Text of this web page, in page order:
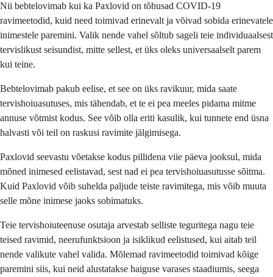
Nii bebtelovimab kui ka Paxlovid on tõhusad COVID-19
ravimeetodid, kuid need toimivad erinevalt ja võivad sobida erinevatele
inimestele paremini. Valik nende vahel sõltub sageli teie individuaalsest
tervislikust seisundist, mitte sellest, et üks oleks universaalselt parem
kui teine.
Bebtelovimab pakub eelise, et see on üks ravikuur, mida saate
tervishoiuasutuses, mis tähendab, et te ei pea meeles pidama mitme
annuse võtmist kodus. See võib olla eriti kasulik, kui tunnete end üsna
halvasti või teil on raskusi ravimite jälgimisega.
Paxlovid seevastu võetakse kodus pillidena viie päeva jooksul, mida
mõned inimesed eelistavad, sest nad ei pea tervishoiuasutusse sõitma.
Kuid Paxlovid võib suhelda paljude teiste ravimitega, mis võib muuta
selle mõne inimese jaoks sobimatuks.
Teie tervishoiuteenuse osutaja arvestab selliste teguritega nagu teie
teised ravimid, neerufunktsioon ja isiklikud eelistused, kui aitab teil
nende valikute vahel valida. Mõlemad ravimeetodid toimivad kõige
paremini siis, kui neid alustatakse haiguse varases staadiumis, seega